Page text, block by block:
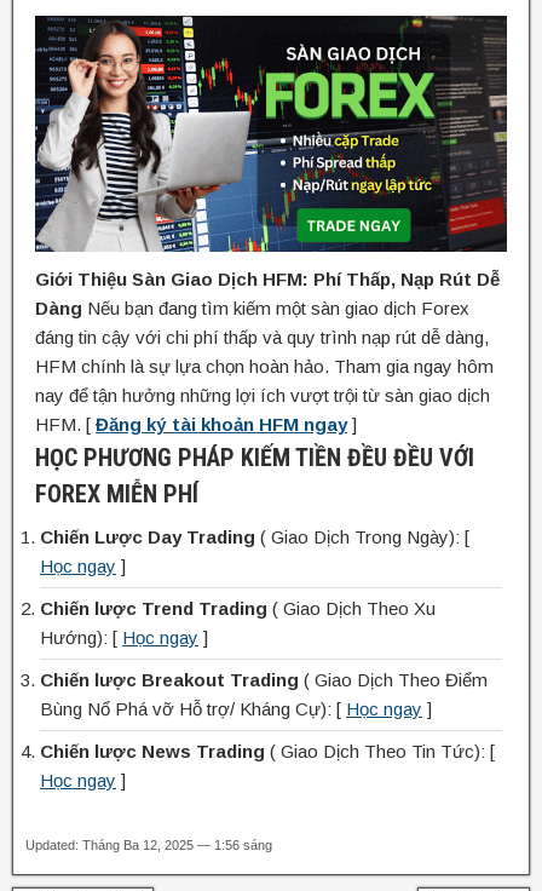
Giới Thiệu Sàn Giao Dịch HFM: Phí Thấp, Nạp Rút Dễ
Dàng Nếu bạn đang tìm kiếm một sàn giao dịch Forex
đáng tin cậy với chi phí thấp và quy trình nạp rút dễ dàng,
HFM chính là sự lựa chọn hoàn hảo. Tham gia ngay hôm
nay để tận hưởng những lợi ích vượt trội từ sàn giao dịch
HFM. [ Đăng ký tài khoản HFM ngay]
HỌC PHƯƠNG PHÁP KIẾM TIỀN ĐỀU ĐỀU VỚI
FOREX MIỄN PHÍ
Chiến Lược Day Trading ( Giao Dịch Trong Ngày): [
Học ngay ]
Chiến lược Trend Trading ( Giao Dịch Theo Xu
Hướng): [ Học ngay ]
Chiến lược Breakout Trading ( Giao Dịch Theo Điểm
Bùng Nổ Phá vỡ Hỗ trợ/ Kháng Cự): [ Học ngay ]
Chiến lược News Trading ( Giao Dịch Theo Tin Tức): [
Học ngay ]
Updated: Tháng Ba 12, 2025 — 1:56 sáng